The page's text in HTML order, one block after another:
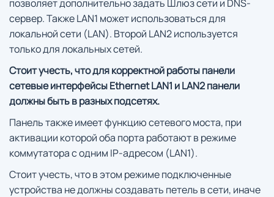
позволяет дополнительно задать Шлюз сети и DNS-
сервер. Также LAN1 может использоваться для
локальной сети (LAN). Второй LAN2 используется
только для локальных сетей.
Стоит учесть, что для корректной работы панели
сетевые интерфейсы Ethernet LAN1 и LAN2 панели
должны быть в разных подсетях.
Панель также имеет функцию сетевого моста, при
активации которой оба порта работают в режиме
коммутатора с одним IP-адресом (LAN1).
Стоит учесть, что в этом режиме подключенные
устройства не должны создавать петель в сети, иначе